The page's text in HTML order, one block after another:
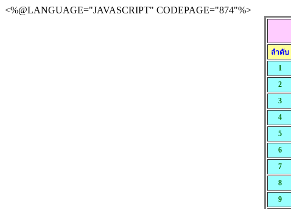
<%@LANGUAGE="JAVASCRIPT" CODEPAGE="874"%>
ลำดับ
1
2
3
4
5
6
7
8
9